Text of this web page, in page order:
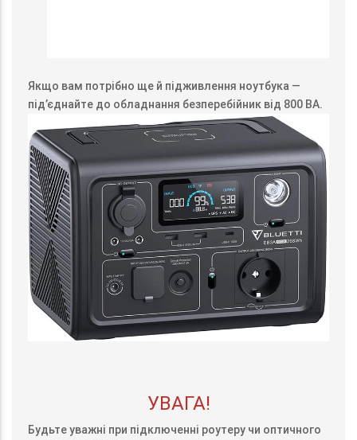
Якщо вам потрібно ще й підживлення ноутбука —
під’єднайте до обладнання безперебійник від 800 ВА.
УВАГА!
Будьте уважні при підключенні роутеру чи оптичного